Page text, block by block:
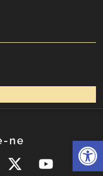
ne